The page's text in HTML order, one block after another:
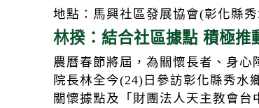
地點：馬興社區發展協會(彰化縣
林揆：結合社區據點 積極推
農曆春節將屆，為關懷長者、身
院長林全今(24)日參訪彰化縣秀水
關懷據點及「財團法人天主教會